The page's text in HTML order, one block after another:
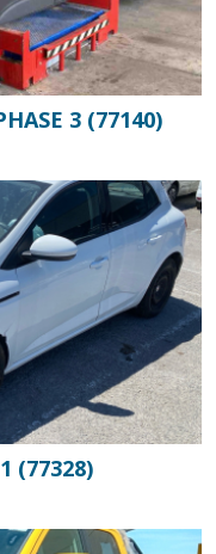
3 (77140)
(77328)